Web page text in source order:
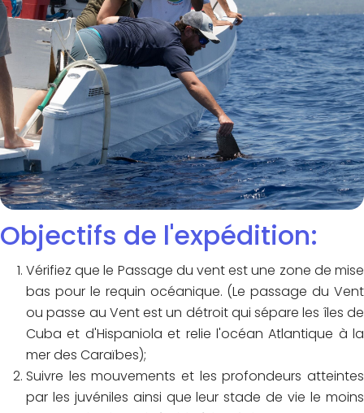
Objectifs de l'expédition:
Vérifiez que le Passage du vent est une zone de mise
bas pour le requin océanique. (Le passage du Vent
ou passe au Vent est un détroit qui sépare les îles de
Cuba et d'Hispaniola et relie l'océan Atlantique à la
mer des Caraïbes);
Suivre les mouvements et les profondeurs atteintes
par les juvéniles ainsi que leur stade de vie le moins